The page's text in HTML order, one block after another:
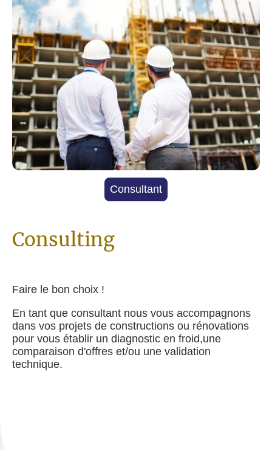
Consultant
Consulting
Faire le bon choix !
En tant que consultant nous vous accompagnons
dans vos projets de constructions ou rénovations
pour vous établir un diagnostic en froid,une
comparaison d'offres et/ou une validation
technique.